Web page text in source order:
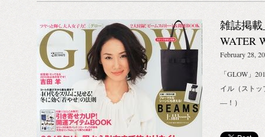
http://www.biotope-inc-store.com/ ※3月22日（日）〜28
日（土） ※1つの商品につき1つではなく、1回のご注
文につき1つのリップをプレゼントいたします。 ※予
定数量に達し次第終了 ※BIOTOPE INC.STORE限定
企画となります。 1,200円のトゥースペーストを買
っても、1,500円のリッップバームがついてくる太っ
腹企画です。 ぜひこの機会に、STOP THE WATER
WHILE USING ME!の商品をお買い求めください。
STOP THE WATER WHILE USING ME!
ル） 107-0062 東京都港区南青山5-11-9 ｜ Tel 03-
6427-4779 page top ▲ -愛知県- knot（ノット） 465-
0024 愛知県名古屋市名東区本郷3-19 本郷ハイツ
1F ｜ Tel 052-771-3801 page top ▲ -徳島県-
WALTS（ワルツ） 770-0023 徳島県徳島市佐古三番
町8-7 ｜ Tel 088-677-7178 page top ▲
雑誌掲載
WATER
February 28,
「GLOW」
イル（スト
―！）